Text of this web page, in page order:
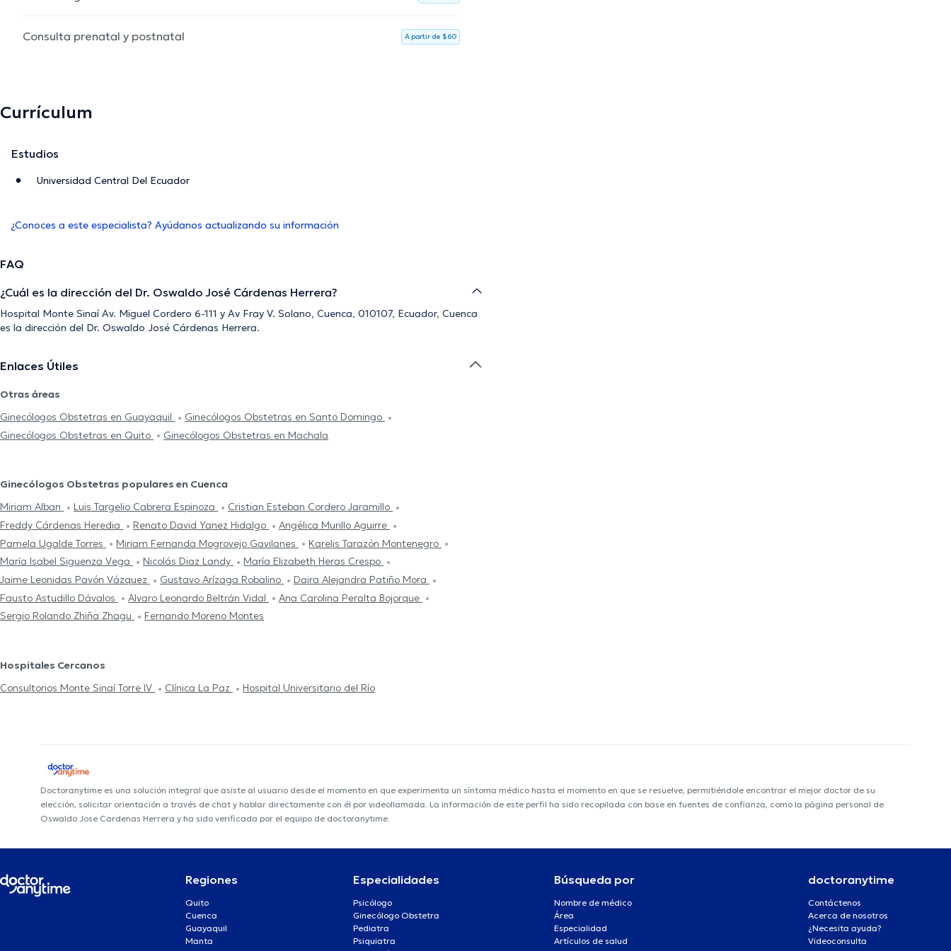
Consulta prenatal y postnatal A partir de $60
Currículum
Estudios
Universidad Central Del Ecuador
¿Conoces a este especialista? Ayúdanos actualizando su información
FAQ
¿Cuál es la dirección del Dr. Oswaldo José Cárdenas Herrera?
Hospital Monte Sinaí Av. Miguel Cordero 6-111 y Av Fray V. Solano, Cuenca, 010107, Ecuador, Cuenca
es la dirección del Dr. Oswaldo José Cárdenas Herrera.
Enlaces Útiles
Otras áreas
Ginecólogos Obstetras en Guayaquil
Ginecólogos Obstetras en Santo Domingo
Ginecólogos Obstetras en Quito
Ginecólogos Obstetras en Machala
Ginecólogos Obstetras populares en Cuenca
Miriam Alban
Luis Targelio Cabrera Espinoza
Cristian Esteban Cordero Jaramillo
Freddy Cárdenas Heredia
Renato David Yanez Hidalgo
Angélica Murillo Aguirre
Pamela Ugalde Torres
Miriam Fernanda Mogrovejo Gavilanes
Karelis Tarazón Montenegro
María Isabel Siguenza Vega
Nicolás Diaz Landy
María Elizabeth Heras Crespo
Jaime Leonidas Pavón Vázquez
Gustavo Arízaga Robalino
Daira Alejandra Patiño Mora
Fausto Astudillo Dávalos
Alvaro Leonardo Beltrán Vidal
Ana Carolina Peralta Bojorque
Sergio Rolando Zhiña Zhagu
Fernando Moreno Montes
Hospitales Cercanos
Consultorios Monte Sinaí Torre IV
Clínica La Paz Hospital Universitario del Río
Doctoranytime es una solución integral que asiste al usuario desde el momento en que experimenta un síntoma médico hasta el momento en que se resuelve, permitiéndole encontrar el mejor doctor de su
elección, solicitar orientación a través de chat y hablar directamente con él por videollamada. La información de este perfil ha sido recopilada con base en fuentes de confianza, como la página personal de
Oswaldo Jose Cardenas Herrera y ha sido verificada por el equipo de doctoranytime.
Regiones
Quito
Cuenca
Guayaquil
Manta
Especialidades
Psicólogo
Ginecólogo Obstetra
Pediatra
Psiquiatra
Búsqueda por
Nombre de médico
Área
Especialidad
Artículos de salud
doctoranytime
Contáctenos
Acerca de nosotros
¿Necesita ayuda?
Videoconsulta